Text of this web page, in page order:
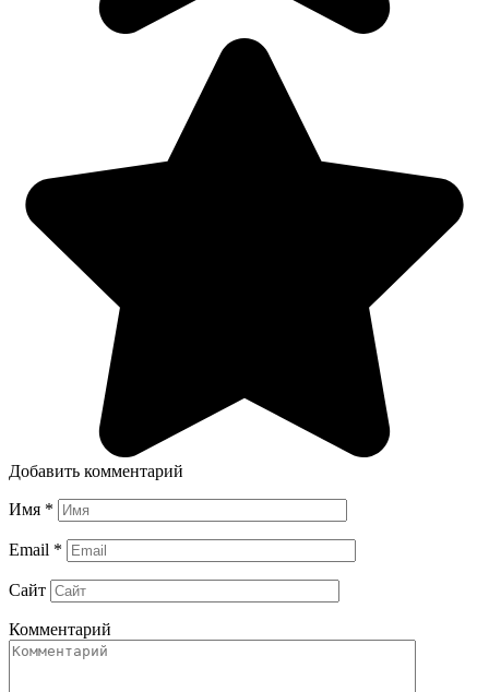
Добавить комментарий
Имя *
Email *
Сайт
Комментарий